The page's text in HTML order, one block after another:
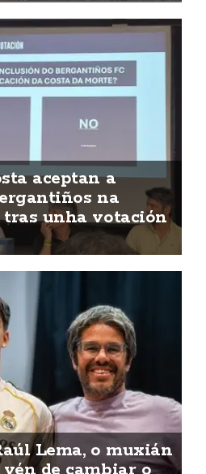
aceptan a
na
tras unha votación
Lema, o muxián